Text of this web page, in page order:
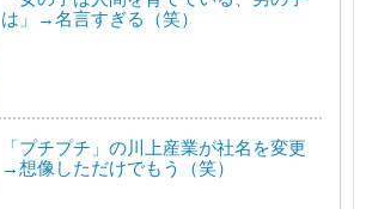
は」→名言すぎる（笑）
「プチプチ」の川上産業が社名を変更
→想像しただけでもう（笑）